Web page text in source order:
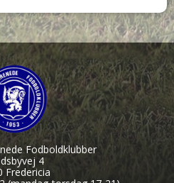
Fodboldklubber
4
Fredericia